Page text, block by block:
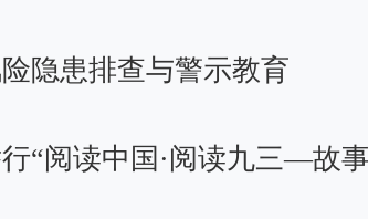
隐患排查与警示教育
“阅读中国·阅读九三—故